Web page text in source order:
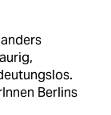
Berlins